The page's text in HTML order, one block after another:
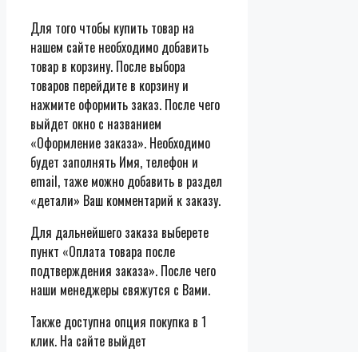
Для того чтобы купить товар на
нашем сайте необходимо добавить
товар в корзину. После выбора
товаров перейдите в корзину и
нажмите оформить заказ. После чего
выйдет окно с названием
«Оформление заказа». Необходимо
будет заполнять Имя, телефон и
email, таже можно добавить в раздел
«детали» Ваш комментарий к заказу.
Для дальнейшего заказа выберете
пункт «Оплата товара после
подтверждения заказа». После чего
наши менеджеры свяжутся с Вами.
Также доступна опция покупка в 1
клик. На сайте выйдет